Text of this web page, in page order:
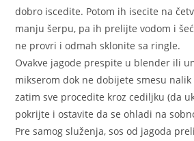
dobro iscedite. Potom ih isecite na
manju šerpu, pa ih prelijte vodom i
ne provri i odmah sklonite sa ringle.
Ovakve jagode prespite u blender ili
mikserom dok ne dobijete smesu
zatim sve procedite kroz cediljku (da
pokrijte i ostavite da se ohladi na
Pre samog služenja, sos od jagoda